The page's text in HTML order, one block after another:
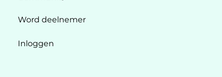
Word deelnemer
Inloggen